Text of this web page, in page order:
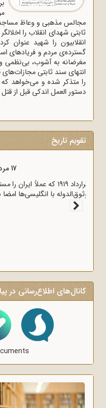
مجالس مذهبی و وعاظ
ثابتی شهدای انقلاب را
انقلابیون را شهید عنوان
گسترده‌ی مردم و فریادهای
مغرضانه به آشوب، بی‌نظمی
انتهای سند ثابتی
را متذکر شده و می‌خواهد که
دستور العمل اندکی قبل از قتل عام مردم در
تقویم تاریخ
17 مرداد 1298
قرارداد 1919 که عملاً
وثوق‌الدوله با انگلیسی‌ها
کانال‌های اطلاع‌رسانی در